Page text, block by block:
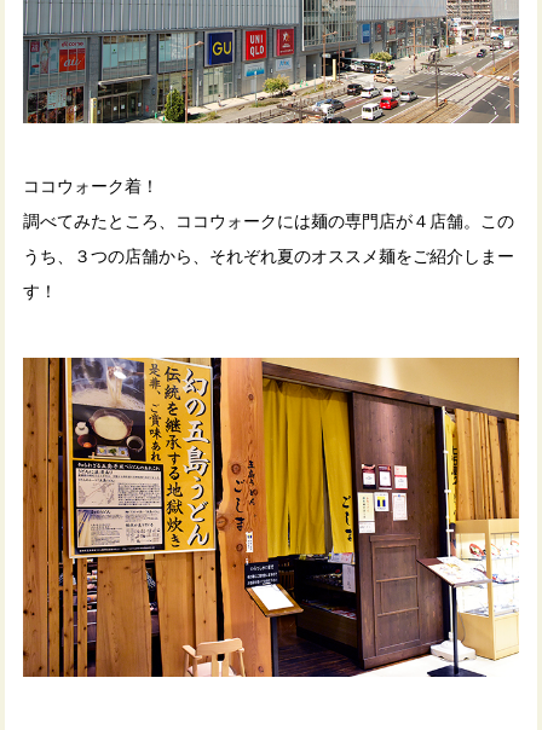
ココウォーク着！
調べてみたところ、ココウォークには麺の専門店が４店舗。この
うち、３つの店舗から、それぞれ夏のオススメ麺をご紹介しまー
す！